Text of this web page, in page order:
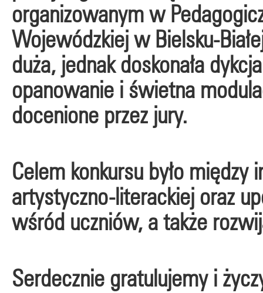
organizowanym w
Wojewódzkiej w Bielsku-
duża, jednak doskonała
opanowanie i świetna
docenione przez jury.
Celem konkursu było
artystyczno-literackiej oraz
wśród uczniów, a także
Serdecznie gratulujemy i